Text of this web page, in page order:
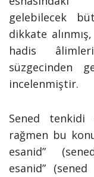
gelebilecek
dikkate
hadis
süzgecinden
incelenmiştir.
Sened
rağmen bu
esanid”
esanid”